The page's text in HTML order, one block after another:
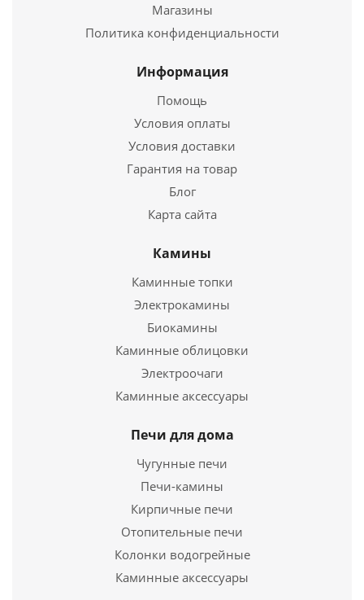
Купить в 1 клик
Купить в 1 клик
Тройник 90° Ø120
Магазины
Политика конфиденциальности
Информация
Помощь
Условия оплаты
Условия доставки
Гарантия на товар
Блог
Карта сайта
Камины
Каминные топки
Электрокамины
Биокамины
Каминные облицовки
Электроочаги
Каминные аксессуары
Печи для дома
Чугунные печи
Печи-камины
Кирпичные печи
Отопительные печи
Колонки водогрейные
Каминные аксессуары